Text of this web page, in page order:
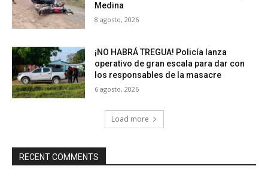
Medina
8 agosto, 2026
¡NO HABRÁ TREGUA! Policía lanza
operativo de gran escala para dar con
los responsables de la masacre
6 agosto, 2026
Load more
RECENT COMMENTS